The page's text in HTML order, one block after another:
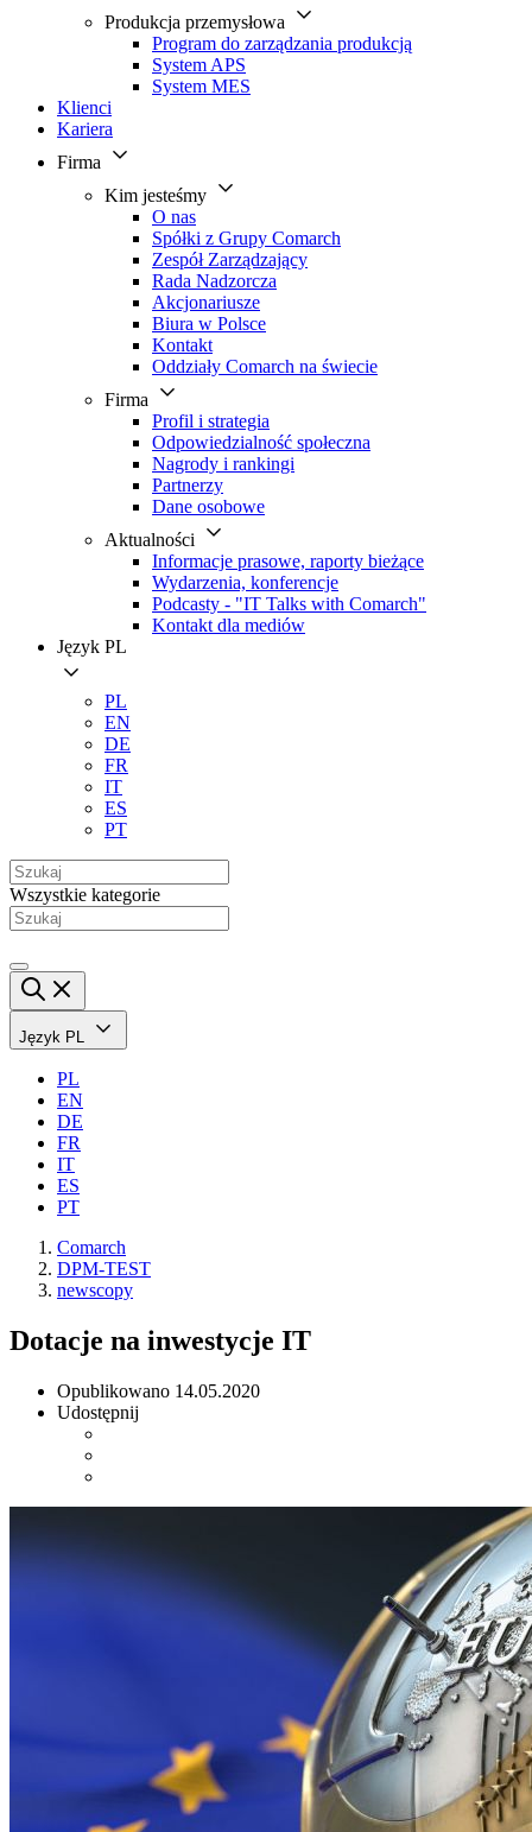
Produkcja przemysłowa
Program do zarządzania produkcją
System APS
System MES
Klienci
Kariera
Firma
Kim jesteśmy
O nas
Spółki z Grupy Comarch
Zespół Zarządzający
Rada Nadzorcza
Akcjonariusze
Biura w Polsce
Kontakt
Oddziały Comarch na świecie
Firma
Profil i strategia
Odpowiedzialność społeczna
Nagrody i rankingi
Partnerzy
Dane osobowe
Aktualności
Informacje prasowe, raporty bieżące
Wydarzenia, konferencje
Podcasty - "IT Talks with Comarch"
Kontakt dla mediów
Język PL
PL
EN
DE
FR
IT
ES
PT
Wszystkie kategorie
Język PL
PL
EN
DE
FR
IT
ES
PT
Comarch
DPM-TEST
newscopy
Dotacje na inwestycje IT
Opublikowano 14.05.2020
Udostępnij